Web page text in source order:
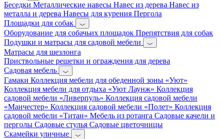
Беседки Металлические навесы Навес из дерева Навес из
металла и дерева Навесы для курения Пергола
Площадки для собак
Оборудование для собачьих площадок Препятствия для собак
Подушки и матрасы для садовой мебели
Матрасы для шезлонга
Приствольные решетки и ограждения для дерева
Садовая мебель
Гамаки Коллекция мебели для обеденной зоны «Уют»
Коллекция мебели для отдыха «Уют Лаунж» Коллекция
садовой мебели «Ливерпуль» Коллекция садовой мебели
«Манчестер» Коллекция садовой мебели «Полет» Коллекция
садовой мебели «Титан» Мебель из ротанга Садовые качели и
перголы Садовые стулья Садовые цветочницы
Скамейки уличные